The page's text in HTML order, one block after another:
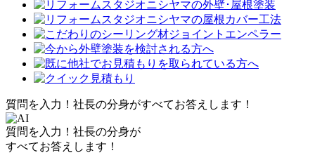
質問を入力！社長の分身がすべてお答えします！
質問を入力！社長の分身が
すべてお答えします！